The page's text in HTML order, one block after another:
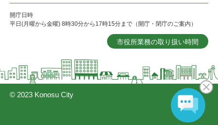
開庁日時
平日(月曜から金曜) 8時30分から17時15分まで（開庁・閉庁のご案内）
市役所業務の取り扱い時間
© 2023 Konosu City